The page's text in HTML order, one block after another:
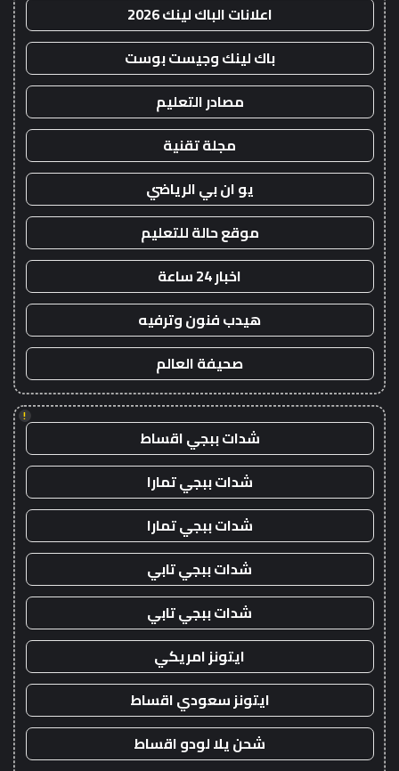
اعلانات الباك لينك 2026
باك لينك وجيست بوست
مصادر التعليم
مجلة تقنية
يو ان بي الرياضي
موقع حالة للتعليم
اخبار 24 ساعة
هيدب فنون وترفيه
صحيفة العالم
!
شدات ببجي اقساط
شدات ببجي تمارا
شدات ببجي تمارا
شدات ببجي تابي
شدات ببجي تابي
ايتونز امريكي
ايتونز سعودي اقساط
شحن يلا لودو اقساط